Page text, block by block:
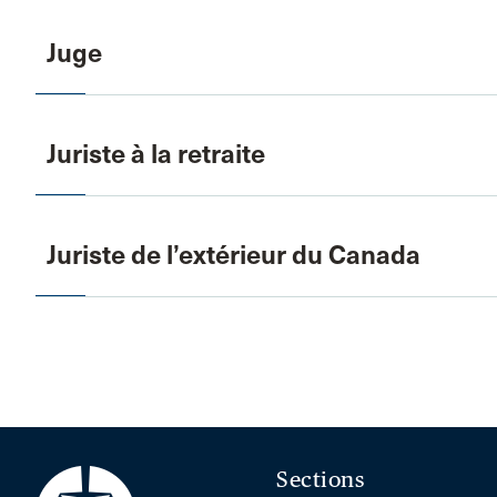
Juge
Juriste à la retraite
Juriste de l’extérieur du Canada
Sections